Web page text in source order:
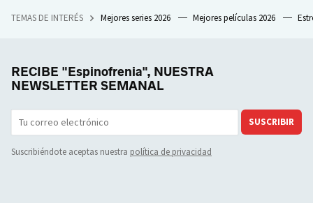
TEMAS DE INTERÉS Mejores series 2026 Mejores películas 2026
RECIBE "Espinofrenia", NUESTRA
NEWSLETTER SEMANAL
SUSCRIBIR
Suscribiéndote aceptas nuestra política de privacidad